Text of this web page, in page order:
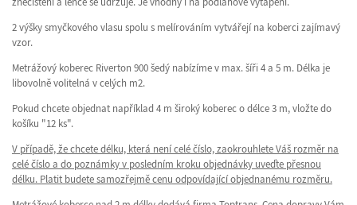
2 výšky smyčkového vlasu spolu s melírováním vytvářejí na koberci zajímavý
vzor.
Metrážový koberec Riverton 900 šedý nabízíme v max. šíři 4 a 5 m. Délka je
libovolně volitelná v celých m2.
Pokud chcete objednat například 4 m široký koberec o délce 3 m, vložte do
košíku "12 ks".
V případě, že chcete délku, která není celé číslo, zaokrouhlete Váš rozměr na
celé číslo a do poznámky v posledním kroku objednávky uveďte přesnou
délku. Platit budete samozřejmě cenu odpovídající objednanému rozměru.